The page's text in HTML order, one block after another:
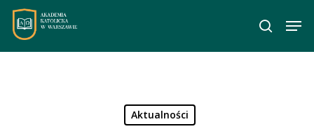
Skip
main
Aktualności